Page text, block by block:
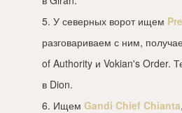
5. У северных ворот ищем
разговариваем с ним,
of Authority и Vokian's Order.
в Dion.
6. Ищем Gandi Chief Chianta